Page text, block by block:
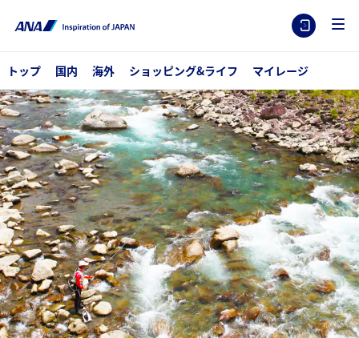
トップ 国内 海外 ショッピング&ライフ マイレージ